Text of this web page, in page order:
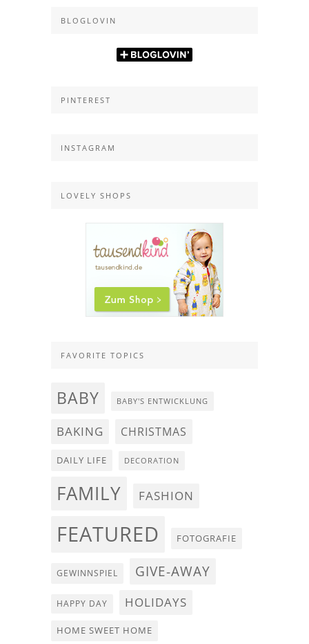
BLOGLOVIN
PINTEREST
INSTAGRAM
LOVELY SHOPS
FAVORITE TOPICS
BABY BABY'S ENTWICKLUNG
BAKING CHRISTMAS
DAILY LIFE DECORATION
FAMILY FASHION
FEATURED FOTOGRAFIE
GEWINNSPIEL GIVE-AWAY
HAPPY DAY HOLIDAYS
HOME SWEET HOME